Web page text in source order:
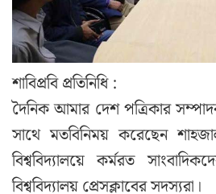
শাবিপ্রবি প্রতিনিধি :
দৈনিক আমার দেশ পত্রিকার
সাথে মতবিনিময় করেছেন
বিশ্ববিদ্যালয়ে কর্মরত
বিশ্ববিদ্যালয় প্রেসক্লাবের সদস্যরা।